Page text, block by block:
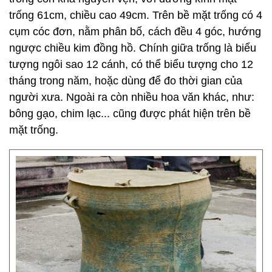
trống 61cm, chiều cao 49cm. Trên bề mặt trống có 4
cụm cóc đơn, nằm phân bố, cách đều 4 góc, hướng
ngược chiều kim đồng hồ. Chính giữa trống là biểu
tượng ngôi sao 12 cánh, có thể biểu tượng cho 12
tháng trong năm, hoặc dùng để đo thời gian của
người xưa. Ngoài ra còn nhiều hoa văn khác, như:
bông gạo, chim lạc... cũng được phát hiện trên bề
mặt trống.